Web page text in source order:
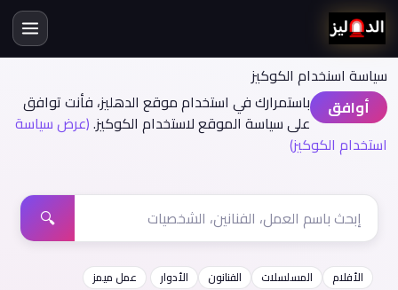
سياسة اسنخدام الكوكيز
أوافق
باستمرارك في استخدام موقع الدهليز، فأنت توافق
على سياسة الموقع لاستخدام الكوكيز.(عرض سياسة
استخدام الكوكيز)
🔍
الأفلام المسلسلات الفنانون الأدوار
عمل ميمز